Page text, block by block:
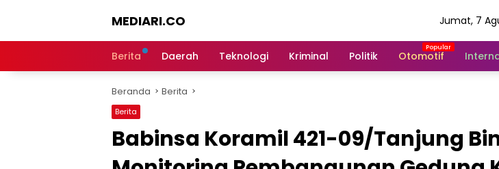
MEDIARI.CO Jumat, 7
Berita Daerah Teknologi Kriminal Politik Otomotif
Beranda Berita
Berita
Babinsa Koramil 421-09/Tanjung